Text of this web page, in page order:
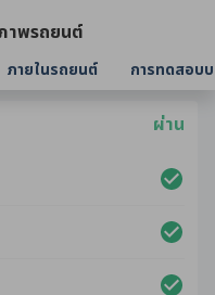
าพรถยนต์
ภายในรถยนต์ การทดสอบ
ผ่าน